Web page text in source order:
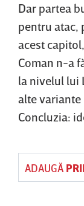
Dar partea
pentru atac,
acest
Coman n-a
la nivelul lui
alte variante
Concluzia:
ADAUGĂ